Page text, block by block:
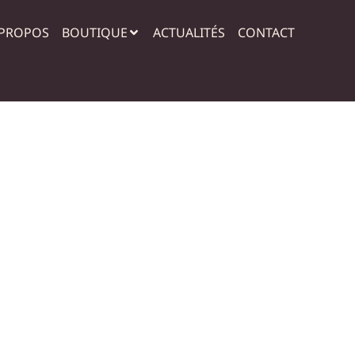
BOUTIQUE ACTUALITÉS CONTACT